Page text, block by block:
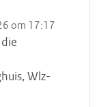
om 17:17
Wlz-